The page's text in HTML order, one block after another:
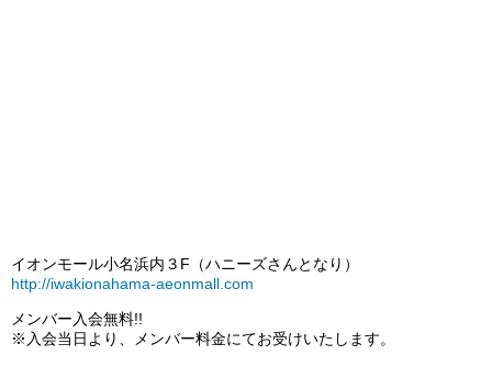
イオンモール小名浜内３F（ハニーズさんとなり）
http://iwakionahama-aeonmall.com
メンバー入会無料!!
※入会当日より、メンバー料金にてお受けいたします。